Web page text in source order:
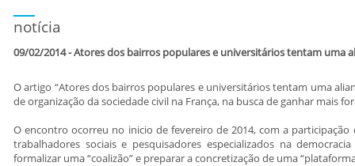
notícia
09/02/2014 - Atores dos bairros populares e universitários tentam uma
O artigo “Atores dos bairros populares e universitários tentam uma
de organização da sociedade civil na França, na busca de ganhar mais
O encontro ocorreu no inicio de fevereiro de 2014, com a participação
trabalhadores sociais e pesquisadores especializados na
formalizar uma “coalizão” e preparar a concretização de uma